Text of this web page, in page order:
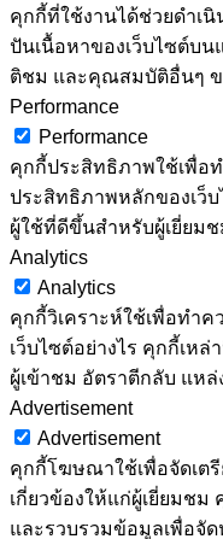
คุกกี้ที่ใช้งานได้ช่วยดำเนิ
ปันเนื้อหาของเว็บไซต์บ
ติชม และคุณสมบัติอื่นๆ
Performance
Performance
คุกกี้ประสิทธิภาพใช้เพื่อ
ประสิทธิภาพหลักของเว็
ผู้ใช้ที่ดีขึ้นสำหรับผู้เยี่ยมช
Analytics
Analytics
คุกกี้วิเคราะห์ใช้เพื่อทำค
เว็บไซต์อย่างไร คุกกี้เห
ผู้เข้าชม อัตราตีกลับ แห
Advertisement
Advertisement
คุกกี้โฆษณาใช้เพื่อจัดเต
เกี่ยวข้องให้แก่ผู้เยี่ยมชม
และรวบรวมข้อมูลเพื่อจั